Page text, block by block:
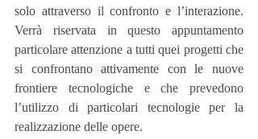
solo attraverso il confronto e l’interazione.
Verrà riservata in questo appuntamento
particolare attenzione a tutti quei progetti che
si confrontano attivamente con le nuove
frontiere tecnologiche e che prevedono
l’utilizzo di particolari tecnologie per la
realizzazione delle opere.